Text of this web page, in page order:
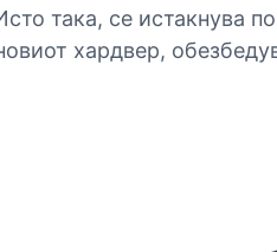
така, се истакнува по
хардвер,